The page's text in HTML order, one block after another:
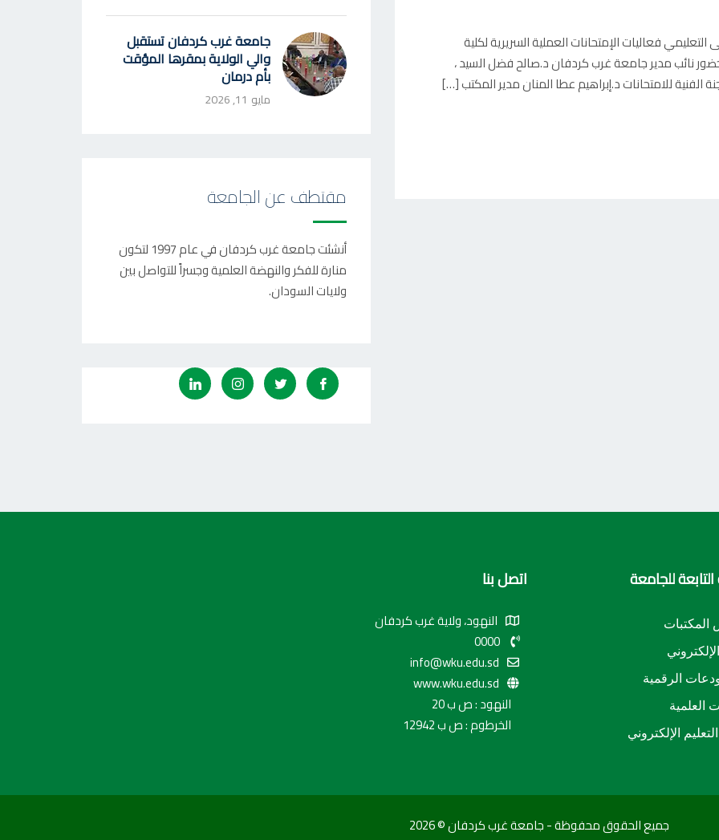
فعاليات الإمتحانات العملية السريرية لكلية
نائب مدير جامعة غرب كردفان د.صالح فضل السيد ،
للامتحانات د.إبراهيم عطا المنان مدير المكتب […]
جامعة غرب كردفان تستقبل
والي الولاية بمقرها المؤقت
بأم درمان
مايو 11, 2026
مقتطف عن الجامعة
أنشئت جامعة غرب كردفان في عام 1997 لتكون
منارة للفكر والنهضة العلمية وجسراً للتواصل بين
ولايات السودان.
للجامعة
المكتبات
الرقمية
العلمية
الإلكتروني
اتصل بنا
النهود، ولاية غرب كردفان
info@wku.edu.sd
www.wku.edu.sd
النهود : ص ب 20
الخرطوم : ص ب 12942
جميع الحقوق محفوظة - جامعة غرب كردفان © 2026